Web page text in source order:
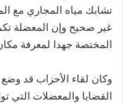
تشابك مياه المجاري مع
غير صحيح وإن المعضلة
المختصة جهدا لمعرفة
وكان لقاء الأحزاب قد وضع
القضايا والمعضلات التي